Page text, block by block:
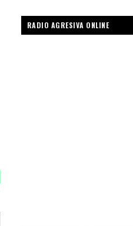
RADIO AGRESIVA ONLINE